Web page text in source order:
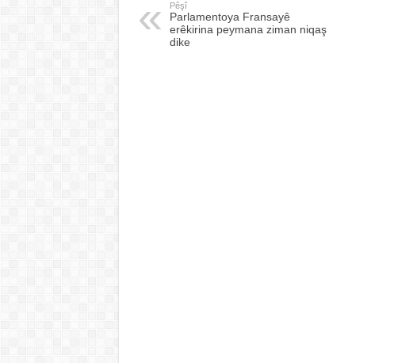
Pêşî
Parlamentoya Fransayê
erêkirina peymana ziman niqaş
dike